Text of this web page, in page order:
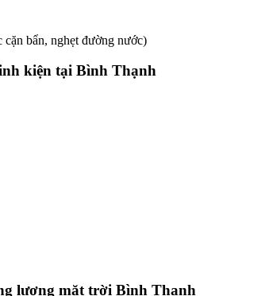
bẩn, nghẹt đường nước)
kiện tại Bình Thạnh
lượng mặt trời Bình Thạnh